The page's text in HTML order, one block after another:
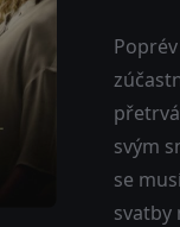
svým
se
svatby